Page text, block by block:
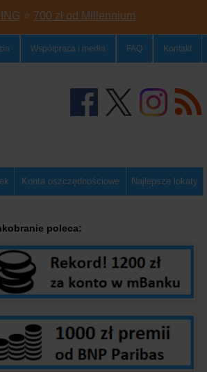
⭐ 700 zł od Millennium
Współpraca i media FAQ Kontakt
Konta oszczędnościowe Najlepsze lokaty
poleca: